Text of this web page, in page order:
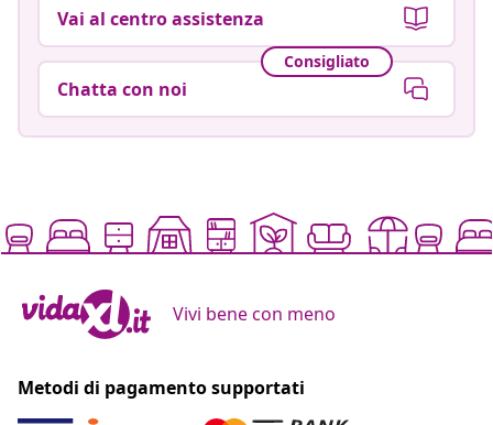
Vai al centro assistenza
Consigliato
Chatta con noi
Vivi bene con meno
Metodi di pagamento supportati